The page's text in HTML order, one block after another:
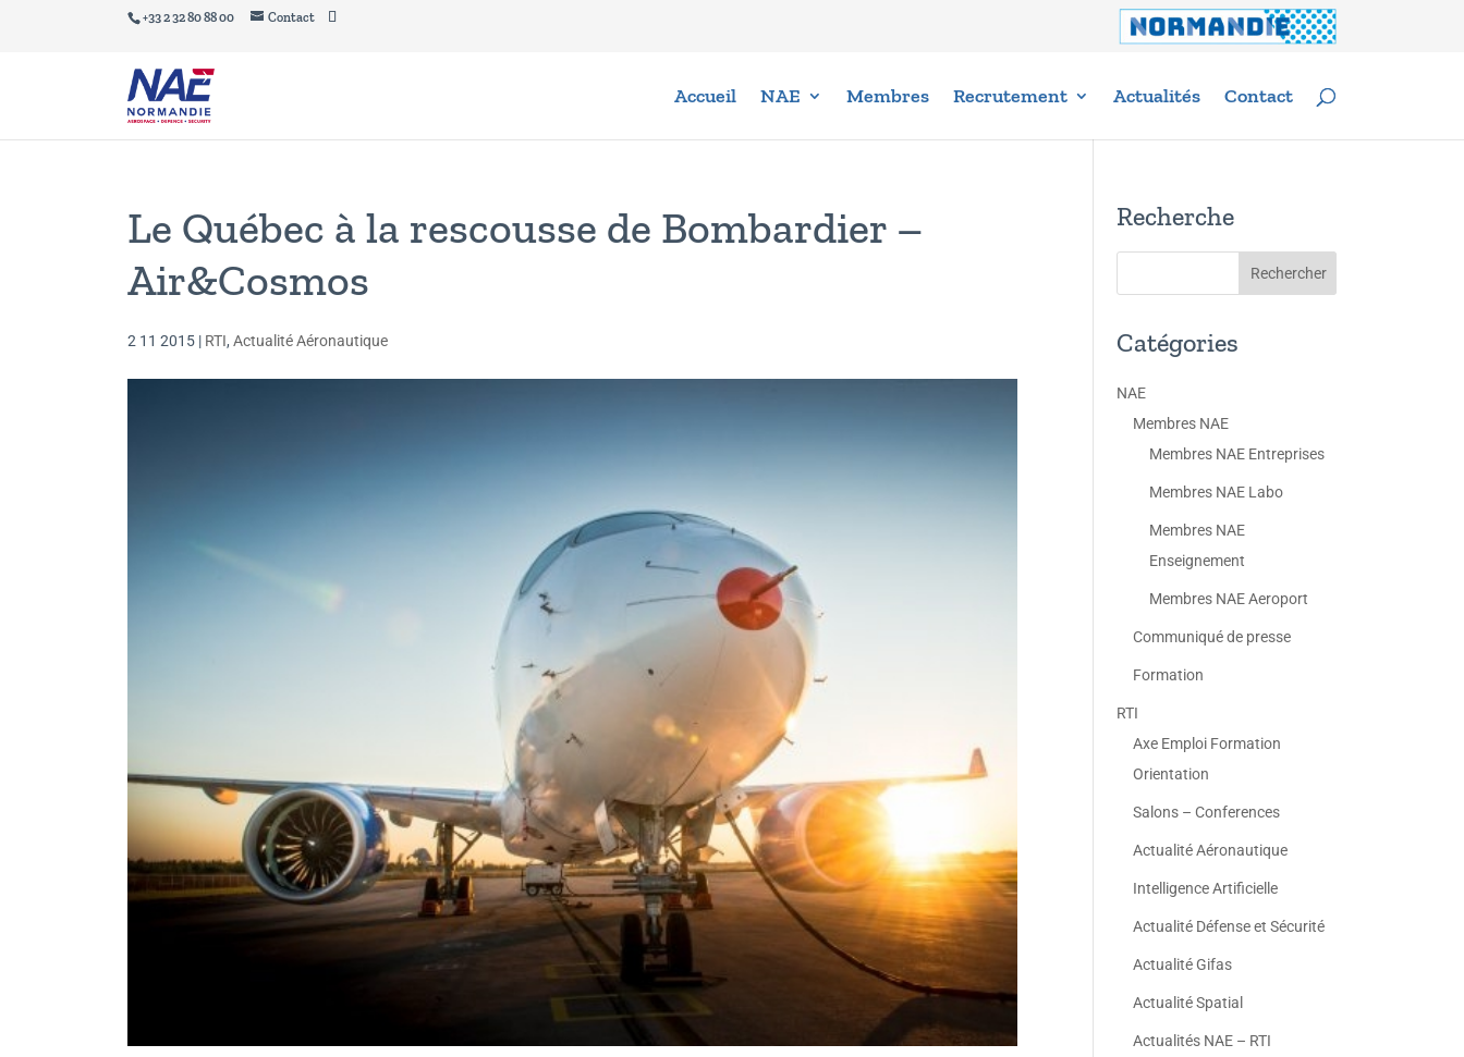
+33 2 32 80 88 00 Contact
Accueil NAE Membres Recrutement Actualités Contact
Le Québec à la rescousse de Bombardier –
Air&Cosmos
2 11 2015 | RTI, Actualité Aéronautique
Recherche
Catégories
NAE
Membres NAE
Membres NAE Entreprises
Membres NAE Labo
Membres NAE
Enseignement
Membres NAE Aeroport
Communiqué de presse
Formation
RTI
Axe Emploi Formation
Orientation
Salons – Conferences
Actualité Aéronautique
Intelligence Artificielle
Actualité Défense et Sécurité
Actualité Gifas
Actualité Spatial
Actualités NAE – RTI